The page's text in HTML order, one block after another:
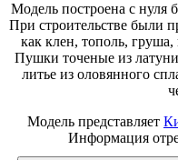
Модель построена с нуля
При строительстве были
как клен, тополь, груша,
Пушки точеные из
литье из оловянного
Модель представляет
Информация